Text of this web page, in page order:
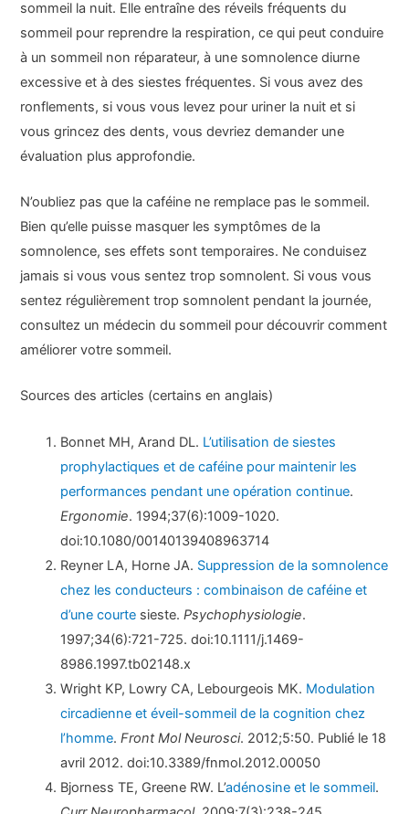
sommeil la nuit. Elle entraîne des réveils fréquents du
sommeil pour reprendre la respiration, ce qui peut conduire
à un sommeil non réparateur, à une somnolence diurne
excessive et à des siestes fréquentes. Si vous avez des
ronflements, si vous vous levez pour uriner la nuit et si
vous grincez des dents, vous devriez demander une
évaluation plus approfondie.
N’oubliez pas que la caféine ne remplace pas le sommeil.
Bien qu’elle puisse masquer les symptômes de la
somnolence, ses effets sont temporaires. Ne conduisez
jamais si vous vous sentez trop somnolent. Si vous vous
sentez régulièrement trop somnolent pendant la journée,
consultez un médecin du sommeil pour découvrir comment
améliorer votre sommeil.
Sources des articles (certains en anglais)
Bonnet MH, Arand DL. L’utilisation de siestes
prophylactiques et de caféine pour maintenir les
performances pendant une opération continue.
Ergonomie. 1994;37(6):1009-1020.
doi:10.1080/00140139408963714
Reyner LA, Horne JA. Suppression de la somnolence
chez les conducteurs : combinaison de caféine et
d’une courte sieste.Psychophysiologie.
1997;34(6):721-725. doi:10.1111/j.1469-
8986.1997.tb02148.x
Wright KP, Lowry CA, Lebourgeois MK. Modulation
circadienne et éveil-sommeil de la cognition chez
l’homme.Front Mol Neurosci. 2012;5:50. Publié le 18
avril 2012. doi:10.3389/fnmol.2012.00050
Bjorness TE, Greene RW. L’adénosine et le sommeil.